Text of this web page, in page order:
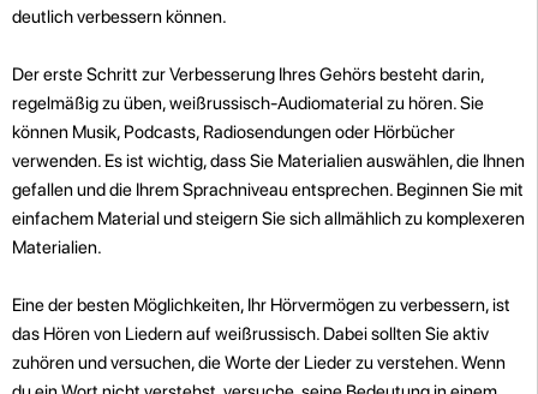
deutlich verbessern können.
Der erste Schritt zur Verbesserung Ihres Gehörs besteht darin,
regelmäßig zu üben, weißrussisch-Audiomaterial zu hören. Sie
können Musik, Podcasts, Radiosendungen oder Hörbücher
verwenden. Es ist wichtig, dass Sie Materialien auswählen, die Ihnen
gefallen und die Ihrem Sprachniveau entsprechen. Beginnen Sie mit
einfachem Material und steigern Sie sich allmählich zu komplexeren
Materialien.
Eine der besten Möglichkeiten, Ihr Hörvermögen zu verbessern, ist
das Hören von Liedern auf weißrussisch. Dabei sollten Sie aktiv
zuhören und versuchen, die Worte der Lieder zu verstehen. Wenn